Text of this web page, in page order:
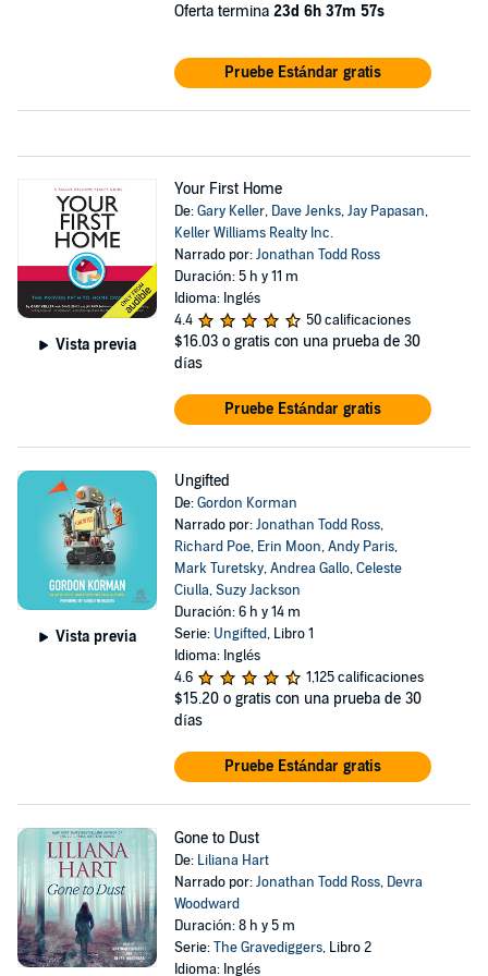
Oferta termina 23d 6h 37m 57s
Pruebe Estándar gratis
Vista previa
Your First Home
De:Gary Keller, Dave Jenks,Jay Papasan,
Keller Williams Realty Inc.
Narrado por:Jonathan Todd Ross
Duración: 5 h y 11 m
Idioma: Inglés
4.4
50 calificaciones
$16.03 o gratis con una prueba de 30
días
Pruebe Estándar gratis
Vista previa
Ungifted
De:Gordon Korman
Narrado por:Jonathan Todd Ross,
Richard Poe, Erin Moon,Andy Paris,
Mark Turetsky,Andrea Gallo,Celeste
Ciulla,Suzy Jackson
Duración: 6 h y 14 m
Serie: Ungifted, Libro 1
Idioma: Inglés
4.6
1,125 calificaciones
$15.20 o gratis con una prueba de 30
días
Pruebe Estándar gratis
Gone to Dust
De: Liliana Hart
Narrado por:Jonathan Todd Ross, Devra
Woodward
Duración: 8 h y 5 m
Serie:The Gravediggers, Libro 2
Idioma: Inglés